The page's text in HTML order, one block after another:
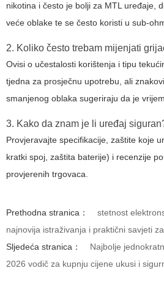
nikotina i često je bolji za MTL uređaje,
veće oblake te se često koristi u sub-
2. Koliko često trebam mijenjati
Ovisi o učestalosti korištenja i tipu
tjedna za prosječnu upotrebu, ali
smanjenog oblaka sugeriraju da je
3. Kako da znam je li uređaj
Provjeravajte specifikacije, zaštite koje
kratki spoj, zaštita baterije) i recenzije
provjerenih trgovaca.
Prethodna stranica：
stetnost
najnovija istraživanja i praktični savjeti
Sljedeća stranica：
Najbolje
2026 vodič za kupnju cijene ukusi i